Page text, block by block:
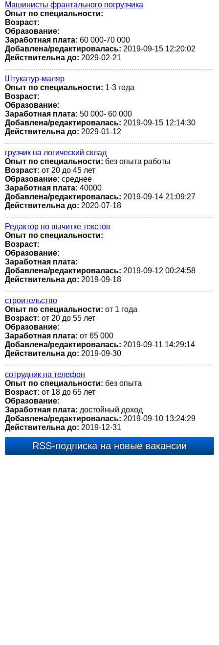
Машинисты франтального погрузчика
Опыт по специальности:
Возраст:
Образование:
Заработная плата: 60 000-70 000
Добавлена/редактировалась: 2019-09-15 12:20:02
Действительна до: 2029-02-21
Штукатур-маляр
Опыт по специальности: 1-3 года
Возраст:
Образование:
Заработная плата: 50 000- 60 000
Добавлена/редактировалась: 2019-09-15 12:14:30
Действительна до: 2029-01-12
грузчик на логический склад
Опыт по специальности: без опыта работы
Возраст: от 20 до 45 лет
Образование: среднее
Заработная плата: 40000
Добавлена/редактировалась: 2019-09-14 21:09:27
Действительна до: 2020-07-18
Редактор по вычитке текстов
Опыт по специальности:
Возраст:
Образование:
Заработная плата:
Добавлена/редактировалась: 2019-09-12 00:24:58
Действительна до: 2019-09-18
строительство
Опыт по специальности: от 1 года
Возраст: от 20 до 55 лет
Образование:
Заработная плата: от 65 000
Добавлена/редактировалась: 2019-09-11 14:29:14
Действительна до: 2019-09-30
сотрудник на телефон
Опыт по специальности: без опыта
Возраст: от 18 до 65 лет
Образование:
Заработная плата: достойный доход
Добавлена/редактировалась: 2019-09-10 13:24:29
Действительна до: 2019-12-31
RSS-подписка на новые вакансии